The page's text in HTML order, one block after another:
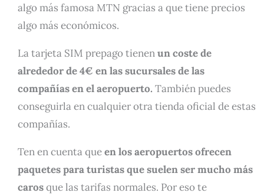
algo más famosa MTN gracias a que tiene precios
algo más económicos.
La tarjeta SIM prepago tienenun coste de
alrededor de 4€ en las sucursales de las
compañías en el aeropuerto. También puedes
conseguirla en cualquier otra tienda oficial de estas
compañías.
Ten en cuenta queen los aeropuertos ofrecen
paquetes para turistas que suelen ser mucho más
carosque las tarifas normales. Por eso te